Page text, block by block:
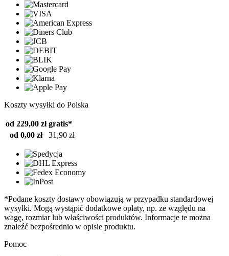
Koszty wysyłki do Polska
od 229,00 zł gratis*
od 0,00 zł
31,90 zł
*Podane koszty dostawy obowiązują w przypadku standardowej
wysyłki. Mogą wystąpić dodatkowe opłaty, np. ze względu na
wagę, rozmiar lub właściwości produktów. Informacje te można
znaleźć bezpośrednio w opisie produktu.
Pomoc